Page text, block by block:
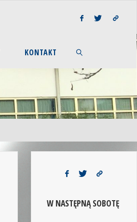
KONTAKT
W NASTĘPNĄ SOBOTĘ